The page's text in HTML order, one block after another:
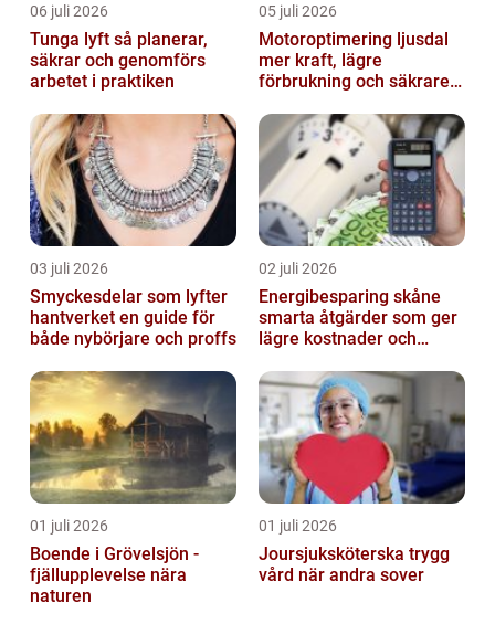
06 juli 2026
Tunga lyft så planerar,
säkrar och genomförs
arbetet i praktiken
05 juli 2026
Motoroptimering ljusdal
mer kraft, lägre
förbrukning och säkrare
03 juli 2026
Smyckesdelar som lyfter
hantverket en guide för
både nybörjare och proffs
02 juli 2026
Energibesparing skåne
smarta åtgärder som ger
lägre kostnader och
01 juli 2026
Boende i Grövelsjön -
fjällupplevelse nära
naturen
01 juli 2026
Joursjuksköterska trygg
vård när andra sover